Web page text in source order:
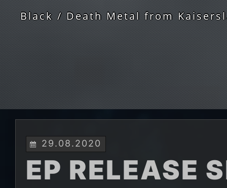
Black / Death Metal from
29.08.2020
EP RELEASE